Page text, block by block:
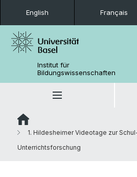
English Français
Institut für
Bildungswissenschaften
1. Hildesheimer Videotage zur
Unterrichtsforschung